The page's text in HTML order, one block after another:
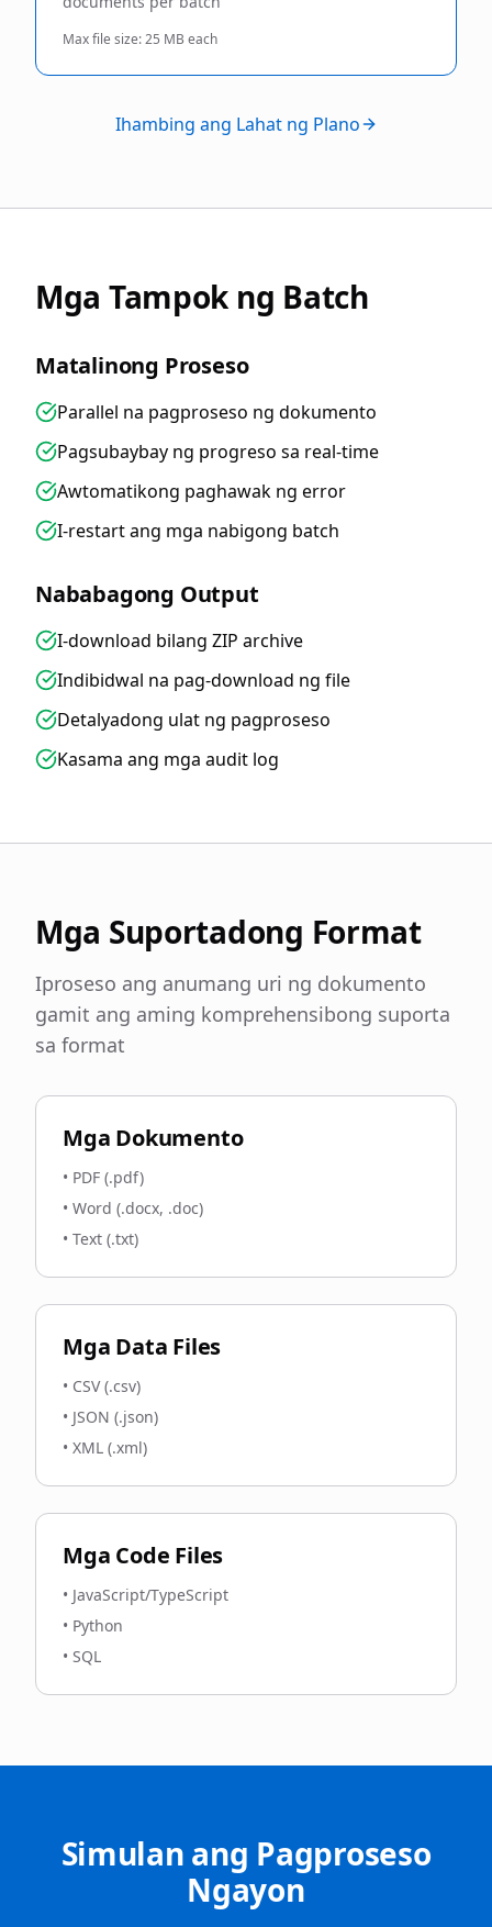
Max file size:25 MB each
Ihambing ang Lahat ng Plano
Mga Tampok ng Batch
Matalinong Proseso
Parallel na pagproseso ng dokumento
Pagsubaybay ng progreso sa real-time
Awtomatikong paghawak ng error
I-restart ang mga nabigong batch
Nababagong Output
I-download bilang ZIP archive
Indibidwal na pag-download ng file
Detalyadong ulat ng pagproseso
Kasama ang mga audit log
Mga Suportadong Format
Iproseso ang anumang uri ng dokumento
gamit ang aming komprehensibong suporta
sa format
Mga Dokumento
• PDF (.pdf)
• Word (.docx, .doc)
• Text (.txt)
Mga Data Files
• CSV (.csv)
• JSON (.json)
• XML (.xml)
Mga Code Files
• JavaScript/TypeScript
• Python
• SQL
Simulan ang Pagproseso
Ngayon